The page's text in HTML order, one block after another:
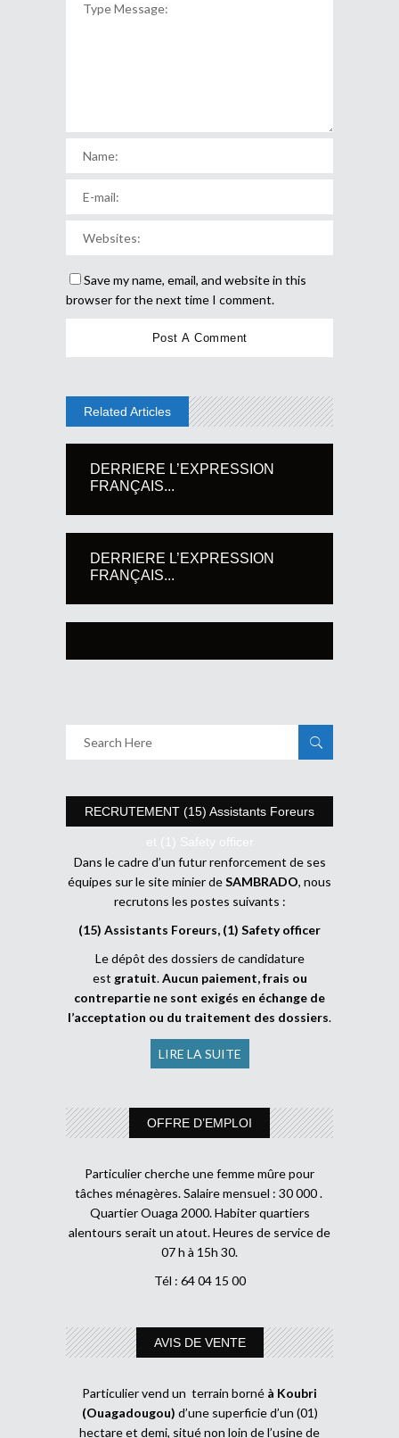
Save my name, email, and website in this
browser for the next time I comment.
Related Articles
DERRIERE L’EXPRESSION
FRANÇAIS...
DERRIERE L’EXPRESSION
FRANÇAIS...
RECRUTEMENT (15) Assistants Foreurs
et (1) Safety officer
Dans le cadre d’un futur renforcement de ses
équipes sur le site minier deSAMBRADO, nous
recrutons les postes suivants :
(15) Assistants Foreurs, (1) Safety officer
Le dépôt des dossiers de candidature
est gratuit.Aucun paiement, frais ou
contrepartie ne sont exigés en échange de
l’acceptation ou du traitement des dossiers.
LIRE LA SUITE
OFFRE D’EMPLOI
Particulier cherche une femme mûre pour
tâches ménagères. Salaire mensuel : 30 000 .
Quartier Ouaga 2000. Habiter quartiers
alentours serait un atout. Heures de service de
07 h à 15h 30.
Tél : 64 04 15 00
AVIS DE VENTE
Particulier vend un terrain borné à Koubri
(Ouagadougou) d’une superficie d’un (01)
hectare et demi, situé non loin de l’usine de